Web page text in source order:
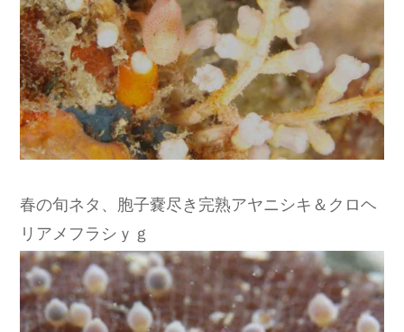
春の旬ネタ、胞子嚢尽き完熟アヤニシキ＆クロヘ
リアメフラシｙｇ